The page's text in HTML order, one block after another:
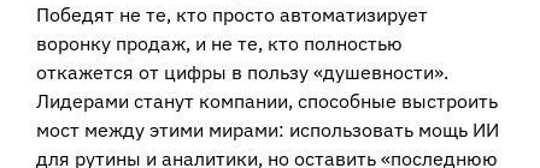
Победят не те, кто просто автоматизирует
воронку продаж, и не те, кто полностью
откажется от цифры в пользу «душевности».
Лидерами станут компании, способные выстроить
мост между этими мирами: использовать мощь ИИ
для рутины и аналитики, но оставить «последнюю